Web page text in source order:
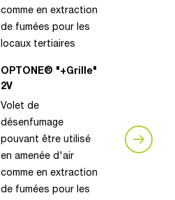
comme en extraction
de fumées pour les
locaux tertiaires
OPTONE® "+Grille"
2V
Volet de
désenfumage
pouvant être utilisé
en amenée d'air
comme en extraction
de fumées pour les